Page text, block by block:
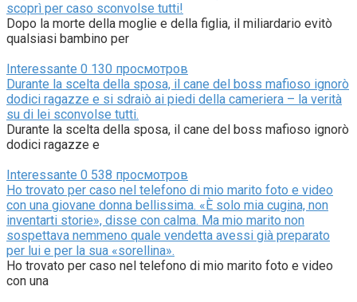
scoprì per caso sconvolse tutti!
Dopo la morte della moglie e della figlia, il miliardario evitò
qualsiasi bambino per
Interessante 0 130 просмотров
Durante la scelta della sposa, il cane del boss mafioso ignorò
dodici ragazze e si sdraiò ai piedi della cameriera – la verità
su di lei sconvolse tutti.
Durante la scelta della sposa, il cane del boss mafioso ignorò
dodici ragazze e
Interessante 0 538 просмотров
Ho trovato per caso nel telefono di mio marito foto e video
con una giovane donna bellissima. «È solo mia cugina, non
inventarti storie», disse con calma. Ma mio marito non
sospettava nemmeno quale vendetta avessi già preparato
per lui e per la sua «sorellina».
Ho trovato per caso nel telefono di mio marito foto e video
con una